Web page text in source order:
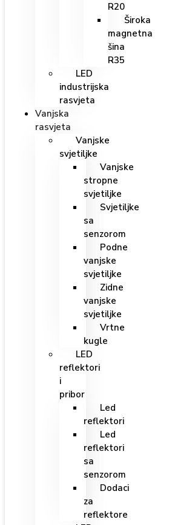
R20
Široka
magnetna
šina
R35
LED
industrijska
rasvjeta
Vanjska
rasvjeta
Vanjske
svjetiljke
Vanjske
stropne
svjetiljke
Svjetiljke
sa
senzorom
Podne
vanjske
svjetiljke
Zidne
vanjske
svjetiljke
Vrtne
kugle
LED
reflektori
i
pribor
Led
reflektori
Led
reflektori
sa
senzorom
Dodaci
za
reflektore